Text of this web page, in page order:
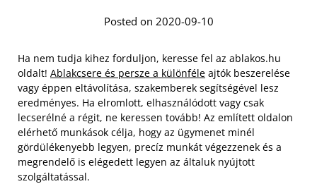
Posted on 2020-09-10
Ha nem tudja kihez forduljon, keresse fel az ablakos.hu
oldalt! Ablakcsere és persze a különféle ajtók beszerelése
vagy éppen eltávolítása, szakemberek segítségével lesz
eredményes. Ha elromlott, elhasználódott vagy csak
lecserélné a régit, ne keressen tovább! Az említett oldalon
elérhető munkások célja, hogy az ügymenet minél
gördülékenyebb legyen, precíz munkát végezzenek és a
megrendelő is elégedett legyen az általuk nyújtott
szolgáltatással.